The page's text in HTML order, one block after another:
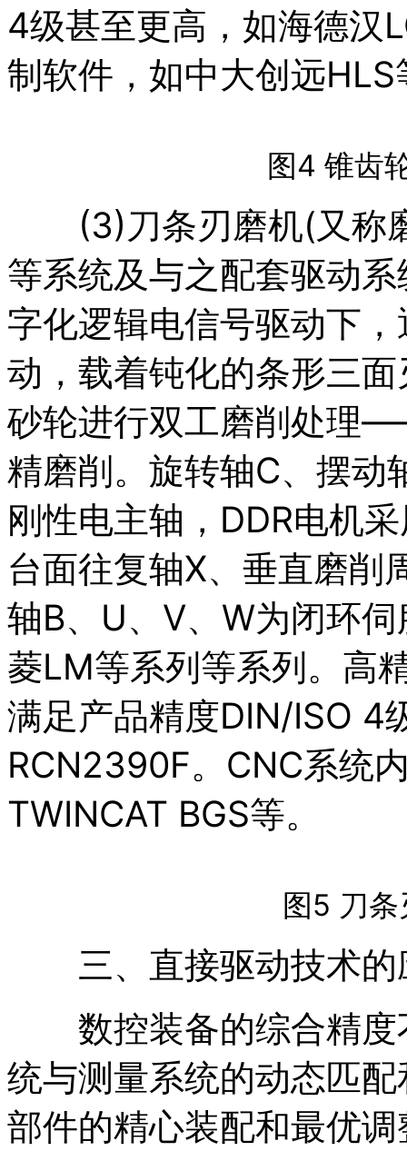
4级甚至更高，如海德汉
制软件，如中大创远HLS
图4 锥齿
(3)刀条刃磨机(又称
等系统及与之配套驱动
字化逻辑电信号驱动下
动，载着钝化的条形三
砂轮进行双工磨削处理
精磨削。旋转轴C、摆动
刚性电主轴，DDR电机
台面往复轴X、垂直磨削
轴B、U、V、W为闭环
菱LM等系列等系列。高
满足产品精度DIN/ISO 4
RCN2390F。CNC系统
TWINCAT BGS等。
图5 刀
三、直接驱动技术的
数控装备的综合精度
统与测量系统的动态匹
部件的精心装配和最优调